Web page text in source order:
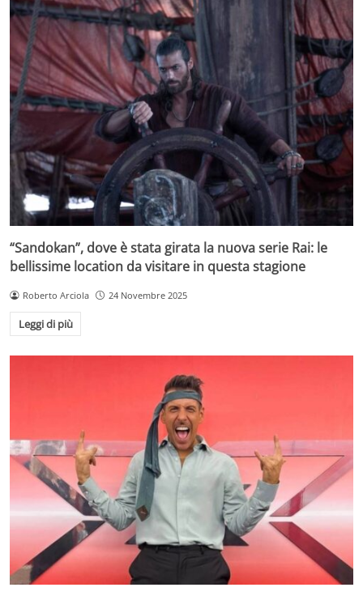
“Sandokan”, dove è stata girata la nuova serie Rai: le
bellissime location da visitare in questa stagione
Roberto Arciola 24 Novembre 2025
Leggi di più